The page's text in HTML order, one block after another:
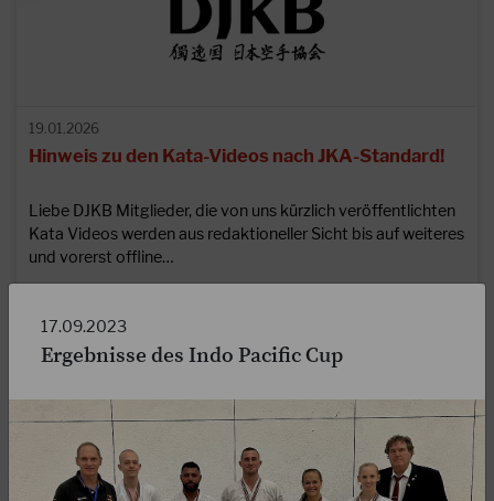
19.01.2026
Hinweis zu den Kata-Videos nach JKA-Standard!
Liebe DJKB Mitglieder, die von uns kürzlich veröffentlichten
Kata Videos werden aus redaktioneller Sicht bis auf weiteres
und vorerst offline…
17.09.2023
Ergebnisse des Indo Pacific Cup